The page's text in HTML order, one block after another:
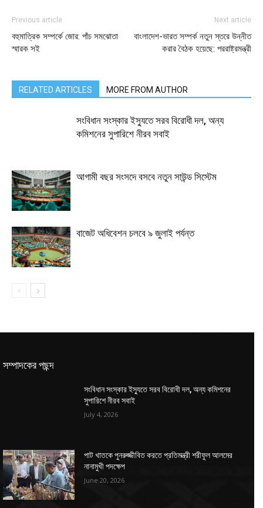
Previous article
বহুমাত্রিক সম্পর্কে জোর: পাঁচ সমঝোতা
স্মারক সই
Next article
বাংলাদেশ-ভারত সম্পর্ক নতুন স্তরে উন্নীত
করার বৈঠক হয়েছে: পররাষ্ট্রমন্ত্রী
RELATED ARTICLES MORE FROM AUTHOR
সংবিধান সংস্কার ইস্যুতে সরব বিরোধী দল, অন্য
কমিশনের সুপারিশে নীরব সবাই
আগামী বছর সংসদে বসবে নতুন সাউন্ড সিস্টেম
বাজেট অধিবেশন চলবে ৯ জুলাই পর্যন্ত
সম্পাদকের পছন্দ
সংবিধান সংস্কার ইস্যুতে সরব বিরোধী দল, অন্য কমিশনের
সুপারিশে নীরব সবাই
July 4, 2026
পাট খাতকে পুনরুজ্জীবিত করতে প্রতিমন্ত্রী শরীফুল আলমের
নানামুখী পদক্ষেপ
June 20, 2026